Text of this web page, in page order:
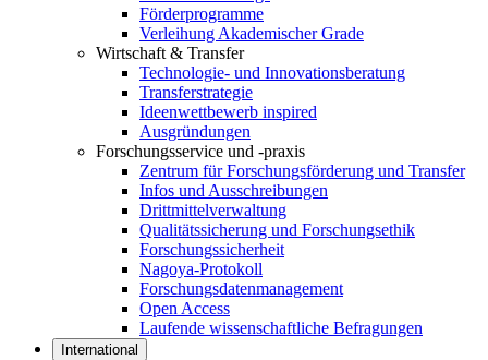
Förderprogramme
Verleihung Akademischer Grade
Wirtschaft & Transfer
Technologie- und Innovationsberatung
Transferstrategie
Ideenwettbewerb inspired
Ausgründungen
Forschungsservice und -praxis
Zentrum für Forschungsförderung und Transfer
Infos und Ausschreibungen
Drittmittelverwaltung
Qualitätssicherung und Forschungsethik
Forschungssicherheit
Nagoya-Protokoll
Forschungsdatenmanagement
Open Access
Laufende wissenschaftliche Befragungen
International